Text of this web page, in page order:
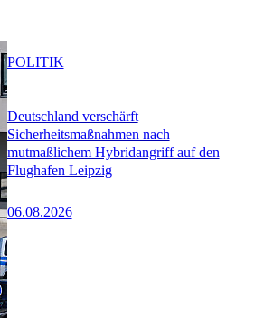
Deutschland verschärft
Sicherheitsmaßnahmen nach
mutmaßlichem Hybridangriff auf den
Flughafen Leipzig
06.08.2026
POLITIK